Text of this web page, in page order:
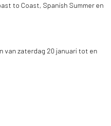
to Coast, Spanish Summer en
van zaterdag 20 januari tot en